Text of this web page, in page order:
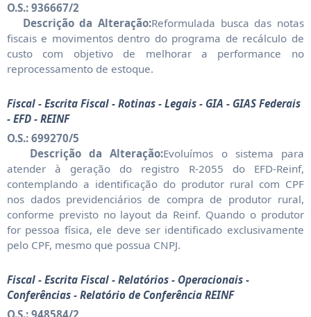
O.S.: 936667/2
Descrição da Alteração:Reformulada busca das notas
fiscais e movimentos dentro do programa de recálculo de
custo com objetivo de melhorar a performance no
reprocessamento de estoque.
Fiscal - Escrita Fiscal - Rotinas - Legais - GIA - GIAS Federais
- EFD - REINF
O.S.: 699270/5
Descrição da Alteração:Evoluímos o sistema para
atender à geração do registro R-2055 do EFD-Reinf,
contemplando a identificação do produtor rural com CPF
nos dados previdenciários de compra de produtor rural,
conforme previsto no layout da Reinf. Quando o produtor
for pessoa física, ele deve ser identificado exclusivamente
pelo CPF, mesmo que possua CNPJ.
Fiscal - Escrita Fiscal - Relatórios - Operacionais -
Conferências - Relatório de Conferência REINF